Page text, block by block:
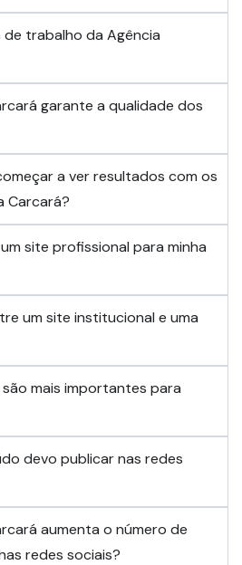
trabalho da Agência
garante a qualidade dos
a ver resultados com os
Carcará?
site profissional para minha
um site institucional e uma
mais importantes para
devo publicar nas redes
aumenta o número de
redes sociais?